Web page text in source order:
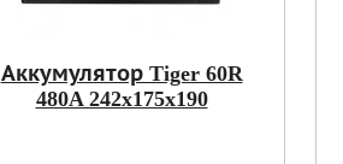
Аккумулятор Tiger 60R
480A 242x175x190